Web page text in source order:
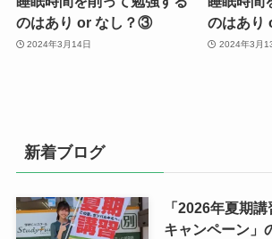
のはあり or なし？③
2024年3月14日
のはあり
2024年3月
新着ブログ
「2026年夏期
キャンペーン」